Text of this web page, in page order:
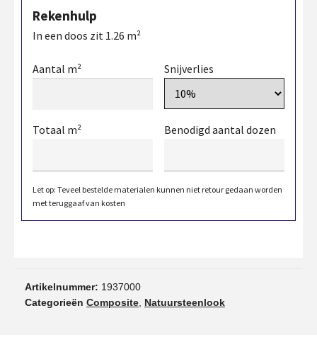
Rekenhulp
In een doos zit 1.26 m²
Aantal m² Snijverlies
Totaal m² Benodigd aantal dozen
Let op: Teveel bestelde materialen kunnen niet retour gedaan worden
met teruggaaf van kosten
Artikelnummer: 1937000
Categorieën Composite Natuursteenlook